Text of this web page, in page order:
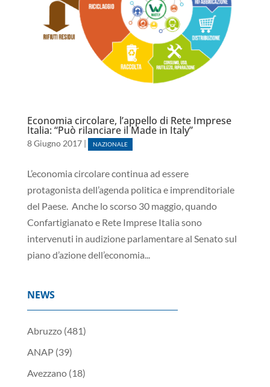
Economia circolare, l’appello di Rete Imprese
Italia: “Può rilanciare il Made in Italy”
8 Giugno 2017| NAZIONALE
L’economia circolare continua ad essere
protagonista dell’agenda politica e imprenditoriale
del Paese. Anche lo scorso 30 maggio, quando
Confartigianato e Rete Imprese Italia sono
intervenuti in audizione parlamentare al Senato sul
piano d’azione dell’economia...
NEWS
Abruzzo(481)
ANAP(39)
Avezzano(18)